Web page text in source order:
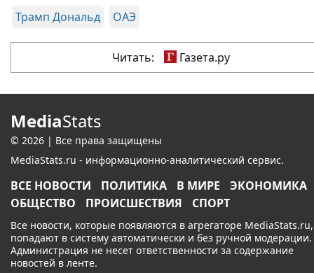
Трамп Дональд
ОАЭ
Читать: Газета.ру
MediaStats
© 2026 | Все права защищены
MediaStats.ru - информационно-аналитический сервис.
ВСЕ НОВОСТИ ПОЛИТИКА В МИРЕ
ЭКОНОМИКА
ОБЩЕСТВО
ПРОИСШЕСТВИЯ СПОРТ
Все новости, которые появляются в агрегаторе MediaStats.ru,
попадают в систему автоматически и без ручной модерации.
Администрация не несет ответственности за содержание
новостей в ленте.